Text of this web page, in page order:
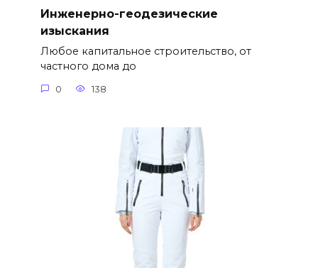
Инженерно-геодезические
изыскания
Любое капитальное строительство, от
частного дома до
0 138